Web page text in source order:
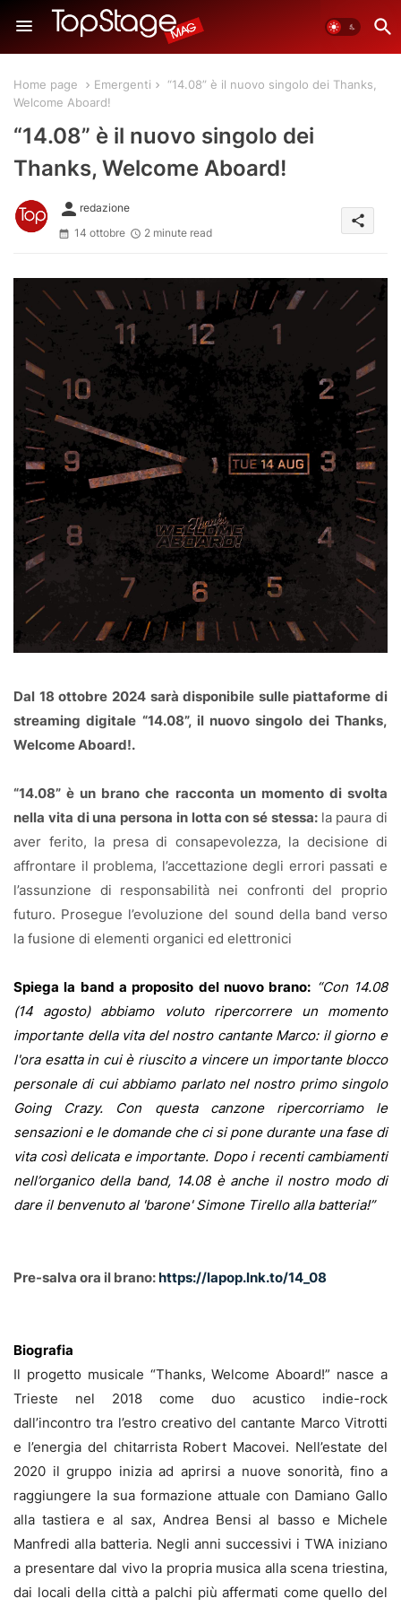
Home page Emergenti
“14.08” è il nuovo singolo dei Thanks,
Welcome Aboard!
“14.08” è il nuovo singolo dei
Thanks, Welcome Aboard!
person redazione
14 ottobre
2 minute read
share
Dal 18 ottobre 2024 sarà disponibile sulle piattaforme di
streaming digitale “14.08”, il nuovo singolo dei Thanks,
Welcome Aboard!.
“14.08” è un brano che racconta un momento di svolta
nella vita di una persona in lotta con sé stessa: la paura di
aver ferito, la presa di consapevolezza, la decisione di
affrontare il problema, l’accettazione degli errori passati e
l’assunzione di responsabilità nei confronti del proprio
futuro. Prosegue l’evoluzione del sound della band verso
la fusione di elementi organici ed elettronici
Spiega la band a proposito del nuovo brano: “Con 14.08
(14 agosto) abbiamo voluto ripercorrere un momento
importante della vita del nostro cantante Marco: il giorno e
l'ora esatta in cui è riuscito a vincere un importante blocco
personale di cui abbiamo parlato nel nostro primo singolo
Going Crazy. Con questa canzone ripercorriamo le
sensazioni e le domande che ci si pone durante una fase di
vita così delicata e importante. Dopo i recenti cambiamenti
nell’organico della band, 14.08 è anche il nostro modo di
dare il benvenuto al 'barone' Simone Tirello alla batteria!”
Pre-salva ora il brano: https://lapop.lnk.to/14_08
Biografia
Il progetto musicale “Thanks, Welcome Aboard!” nasce a
Trieste nel 2018 come duo acustico indie-rock
dall’incontro tra l’estro creativo del cantante Marco Vitrotti
e l’energia del chitarrista Robert Macovei. Nell’estate del
2020 il gruppo inizia ad aprirsi a nuove sonorità, fino a
raggiungere la sua formazione attuale con Damiano Gallo
alla tastiera e al sax, Andrea Bensi al basso e Michele
Manfredi alla batteria. Negli anni successivi i TWA iniziano
a presentare dal vivo la propria musica alla scena triestina,
dai locali della città a palchi più affermati come quello del